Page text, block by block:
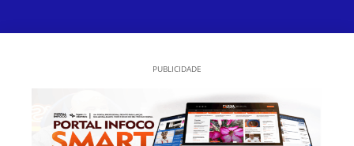
PUBLICIDADE